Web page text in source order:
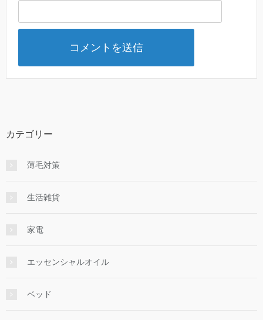
カテゴリー
薄毛対策
生活雑貨
家電
エッセンシャルオイル
ベッド